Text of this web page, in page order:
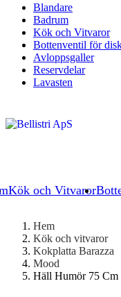
Kök och Vitvaror
Blandare
Badrum
Kök och Vitvaror
Bottenventil för
Avloppsgaller
Reservdelar
Lavasten
Hem
Kök och vitvaror
Kokplatta Barazza
Mood
Häll Humör 75 Cm